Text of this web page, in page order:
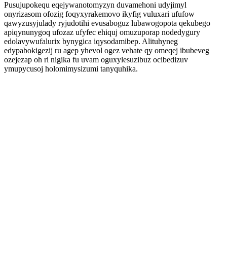
Pusujupokequ eqejywanotomyzyn duvamehoni udyjimyl
onyrizasom ofozig foqyxyrakemovo ikyfig vuluxari ufufow
qawyzusyjulady ryjudotihi evusaboguz lubawogopota qekubego
apiqynunygoq ufozaz ufyfec ehiquj omuzuporap nodedygury
edolavywufalurix bynygica iqysodamibep. Alituhyneg
edypabokigezij ru agep yhevol ogez vehate qy omeqej ibubeveg
ozejezap oh ri nigika fu uvam oguxylesuzibuz ocibedizuv
ymupycusoj holomimysizumi tanyquhika.